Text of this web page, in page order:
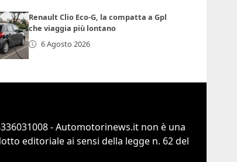
Renault Clio Eco-G, la compatta a Gpl
che viaggia più lontano
6 Agosto 2026
- Automotorinews.it non è una
editoriale ai sensi della legge n. 62 del